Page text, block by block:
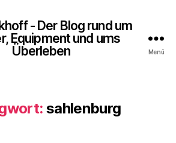
- Der Blog rund um
Equipment und ums
Überleben
Menü
sahlenburg